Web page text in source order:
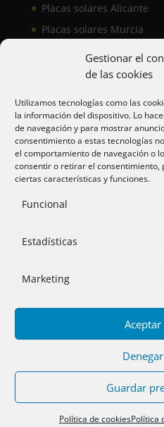
Gestionar el
de las cookies
Utilizamos tecnologías como las
la información del dispositivo. Lo
de navegación y para mostrar
consentimiento a estas tecnologías
el comportamiento de navegación o
consentir o retirar el consentimiento,
ciertas características y funciones.
Funcional
Estadísticas
Marketing
Guardar
Política de cookiesPolítica
Placas solares Alicante
Placas solares Murcia
Aire acondicionado
Aire acondicionador
Aire acondicionado San
Privacidad
Servicios
Placas solares
Ofertas
DiseñoPC64| Hosting